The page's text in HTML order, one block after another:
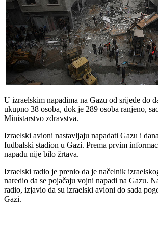
U izraelskim napadima na Gazu od srijede do
ukupno 38 osoba, dok je 289 osoba ranjeno,
Ministarstvo zdravstva.
Izraelski avioni nastavljaju napadati Gazu i
fudbalski stadion u Gazi. Prema prvim
napadu nije bilo žrtava.
Izraelski radio je prenio da je načelnik
naredio da se pojačaju vojni napadi na Gazu.
radio, izjavio da su izraelski avioni do sada
Gazi.